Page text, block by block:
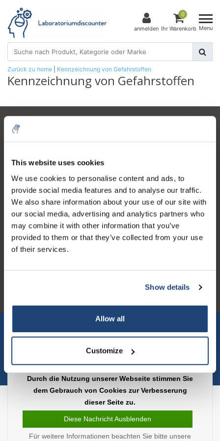
This website uses cookies
We use cookies to personalise content and ads, to
provide social media features and to analyse our traffic.
We also share information about your use of our site with
our social media, advertising and analytics partners who
may combine it with other information that you’ve
provided to them or that they’ve collected from your use
of their services.
Show details
Allow all
Customize
anmelden
0
Ihr Warenkorb Menu
Zurück zu home Kennzeichnung von Gefahrstoffen
Kennzeichnung von Gefahrstoffen
Kundendienst
Kontakt
Öffnungszeiten
Logo eigendom van TrustPilot
Let op! Op onze productomschrijvingen kunnen geen rechten
verleend worden en zijn enkel ter educatie en/of informatie en
mag gebruiken. U bent zelf verantwoordelijk voor het
toepassen van eventuele nationale en internationale wetgeving
omtrent het gebruik van chemicaliën.
InStijl Media | Alle Preise verstehen sich ohne
Durch die Nutzung unserer Webseite stimmen Sie
dem Gebrauch von Cookies zur Verbesserung
dieser Seite zu.
Diese Nachricht Ausblenden
Für weitere Informationen beachten Sie bitte unsere